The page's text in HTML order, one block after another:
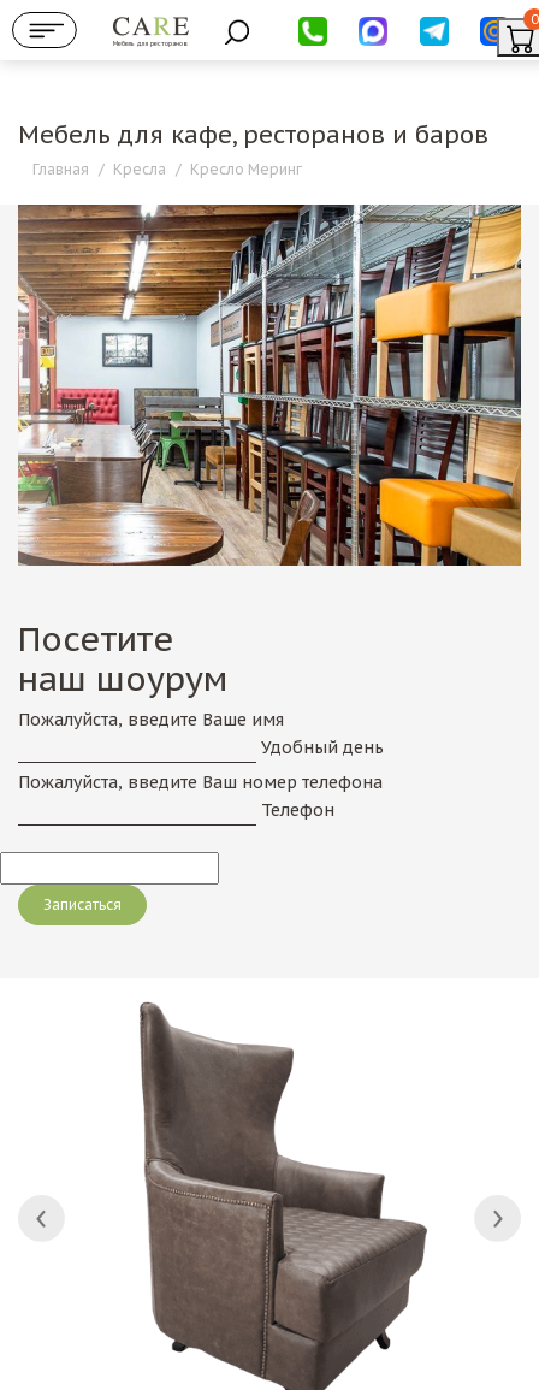
Мебель для ресторанов
0
Мебель для кафе, ресторанов и баров
Главная / Кресла / Кресло Меринг
Посетите
наш шоурум
Пожалуйста, введите Ваше имя
Удобный день
Пожалуйста, введите Ваш номер телефона
Телефон